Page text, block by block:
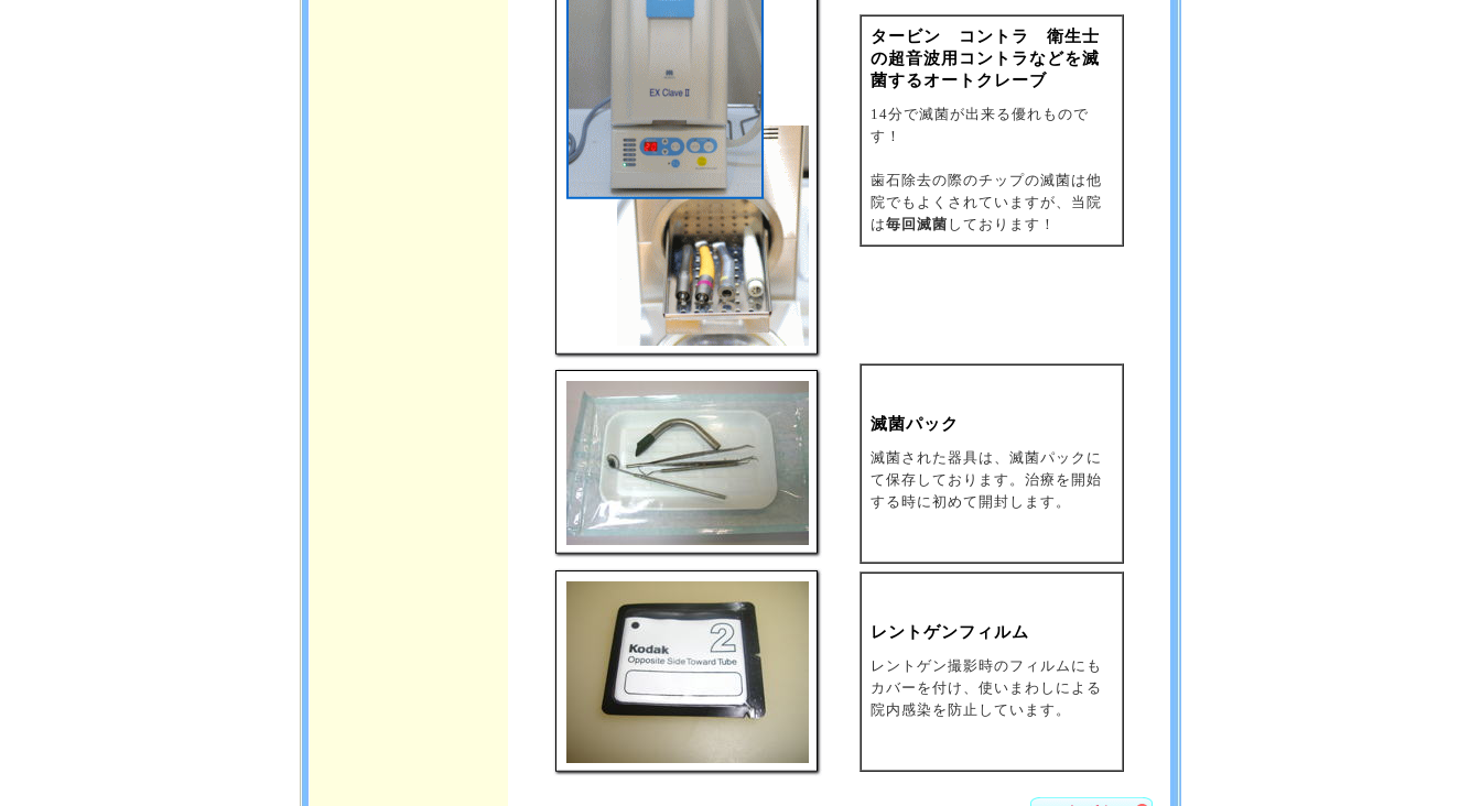
タービン コントラ 衛生士
の超音波用コントラなどを滅
菌するオートクレーブ
14分で滅菌が出来る優れもので
す！
歯石除去の際のチップの滅菌は他
院でもよくされていますが、当院
は毎回滅菌 しております！
滅菌パック
滅菌された器具は、滅菌パックに
て保存しております。治療を開始
する時に初めて開封します。
レントゲンフィルム
レントゲン撮影時のフィルムにも
カバーを付け、使いまわしによる
院内感染を防止しています。